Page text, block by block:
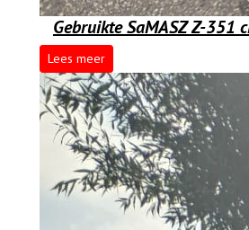
Gebruikte SaMASZ Z-351
Lees meer